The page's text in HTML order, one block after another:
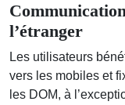
l’étranger
Les utilisateurs
vers les mobiles et
les DOM, à